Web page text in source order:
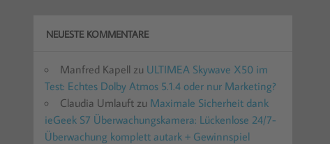
NEUESTE KOMMENTARE
Manfred Kapell zu ULTIMEA Skywave X50 im
Test: Echtes Dolby Atmos 5.1.4 oder nur Marketing?
Claudia Umlauft zu Maximale Sicherheit dank
ieGeek S7 Überwachungskamera: Lückenlose 24/7-
Überwachung komplett autark + Gewinnspiel